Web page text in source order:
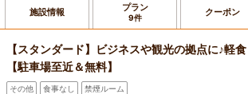
施設情報 プラン
9件 クーポン
【スタンダード】ビジネスや観光の拠点に♪軽
【駐車場至近＆無料】
その他 食事なし 禁煙ルーム